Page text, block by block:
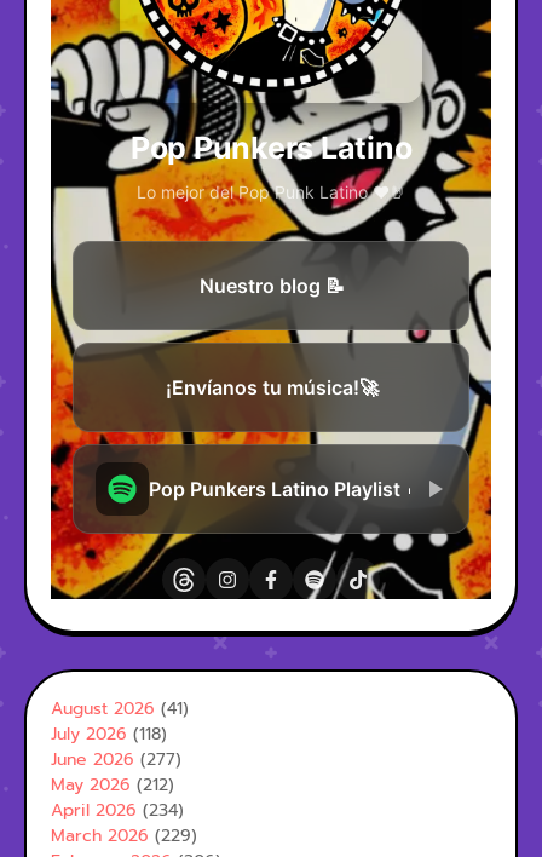
August 2026 (41)
July 2026 (118)
June 2026 (277)
May 2026 (212)
April 2026 (234)
March 2026 (229)